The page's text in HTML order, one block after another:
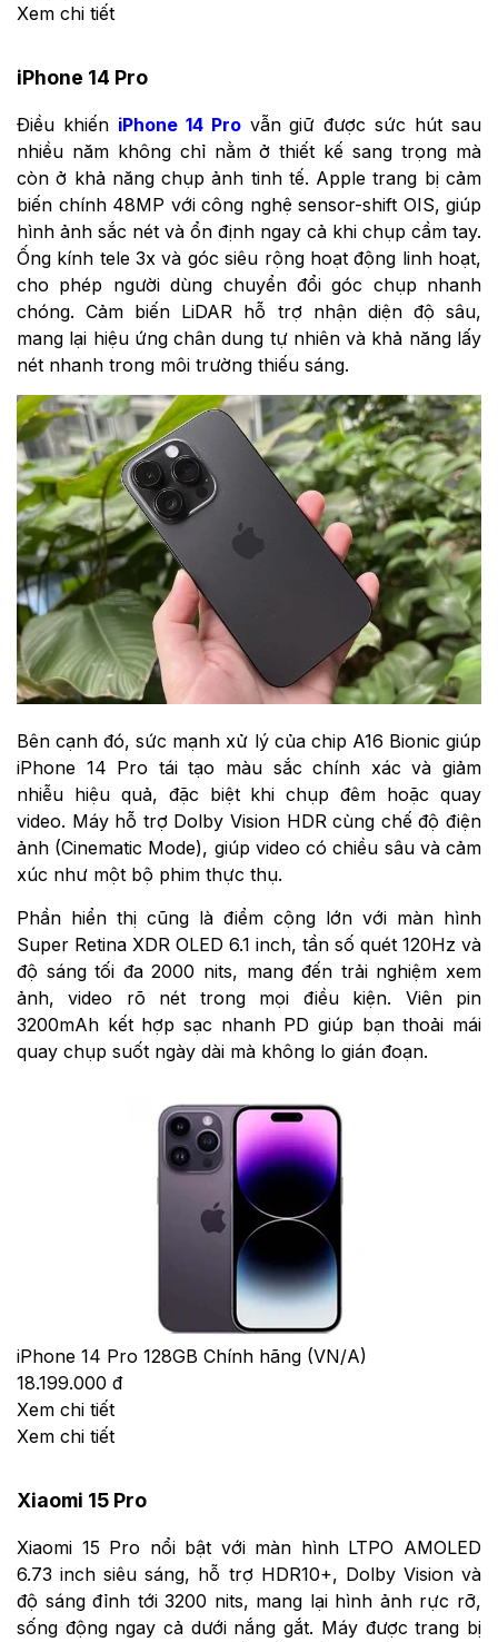
Xem chi tiết
iPhone 14 Pro
Điều khiến iPhone 14 Provẫn giữ được sức hút sau
nhiều năm không chỉ nằm ở thiết kế sang trọng mà
còn ở khả năng chụp ảnh tinh tế. Apple trang bị cảm
biến chính 48MP với công nghệ sensor-shift OIS, giúp
hình ảnh sắc nét và ổn định ngay cả khi chụp cầm tay.
Ống kính tele 3x và góc siêu rộng hoạt động linh hoạt,
cho phép người dùng chuyển đổi góc chụp nhanh
chóng. Cảm biến LiDAR hỗ trợ nhận diện độ sâu,
mang lại hiệu ứng chân dung tự nhiên và khả năng lấy
nét nhanh trong môi trường thiếu sáng.
Bên cạnh đó, sức mạnh xử lý của chip A16 Bionic giúp
iPhone 14 Pro tái tạo màu sắc chính xác và giảm
nhiễu hiệu quả, đặc biệt khi chụp đêm hoặc quay
video. Máy hỗ trợ Dolby Vision HDR cùng chế độ điện
ảnh (Cinematic Mode), giúp video có chiều sâu và cảm
xúc như một bộ phim thực thụ.
Phần hiển thị cũng là điểm cộng lớn với màn hình
Super Retina XDR OLED 6.1 inch, tần số quét 120Hz và
độ sáng tối đa 2000 nits, mang đến trải nghiệm xem
ảnh, video rõ nét trong mọi điều kiện. Viên pin
3200mAh kết hợp sạc nhanh PD giúp bạn thoải mái
quay chụp suốt ngày dài mà không lo gián đoạn.
iPhone 14 Pro 128GB Chính hãng (VN/A)
18.199.000 đ
Xem chi tiết
Xem chi tiết
Xiaomi 15 Pro
Xiaomi 15 Pro nổi bật với màn hình LTPO AMOLED
6.73 inch siêu sáng, hỗ trợ HDR10+, Dolby Vision và
độ sáng đỉnh tới 3200 nits, mang lại hình ảnh rực rỡ,
sống động ngay cả dưới nắng gắt. Máy được trang bị